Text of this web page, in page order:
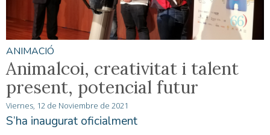
ANIMACIÓ
Animalcoi, creativitat i talent
present, potencial futur
Viernes, 12 de Noviembre de 2021
S’ha inaugurat oficialment